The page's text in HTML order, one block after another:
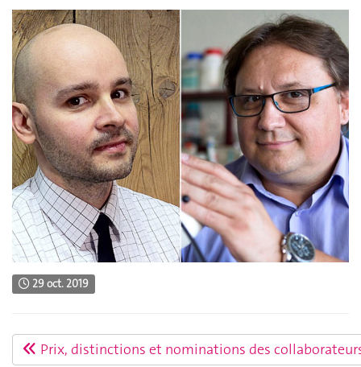
29 oct. 2019
Prix, distinctions et nominations des